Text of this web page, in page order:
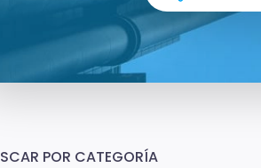
POR CATEGORÍA